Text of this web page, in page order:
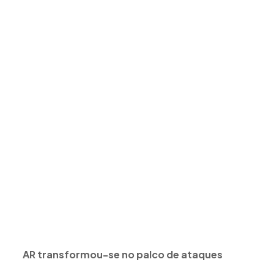
AR transformou-se no palco de ataques